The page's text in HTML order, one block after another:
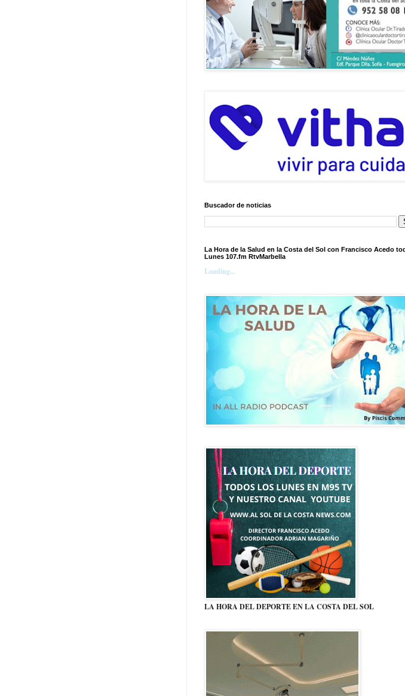
Buscador de noticias
La Hora de la Salud en la Costa del Sol con Francisco Acedo
Lunes 107.fm RtvMarbella
Loading...
LA HORA DEL DEPORTE EN LA COSTA DEL SOL